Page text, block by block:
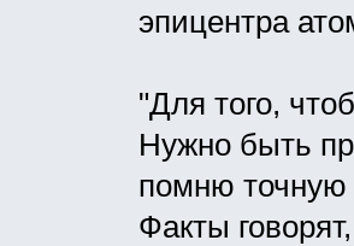
эпицентра
"Для того,
Нужно быть
помню точную
Факты